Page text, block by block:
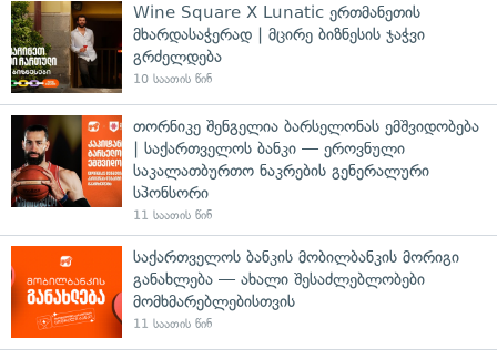
Wine Square X Lunatic ერთმანეთის
მხარდასაჭერად | მცირე ბიზნესის ჯაჭვი
გრძელდება
10 საათის წინ
თორნიკე შენგელია ბარსელონას ემშვიდობება
| საქართველოს ბანკი — ეროვნული
საკალათბურთო ნაკრების გენერალური
სპონსორი
11 საათის წინ
საქართველოს ბანკის მობილბანკის მორიგი
განახლება — ახალი შესაძლებლობები
მომხმარებლებისთვის
11 საათის წინ